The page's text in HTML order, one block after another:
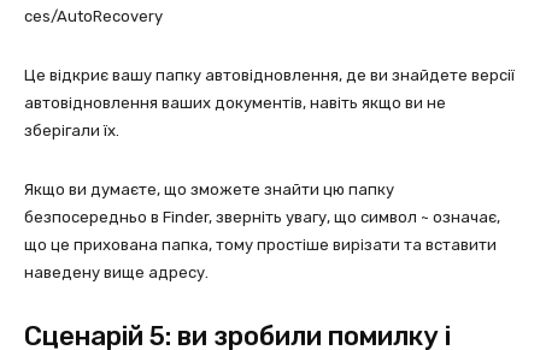
ces/AutoRecovery
Це відкриє вашу папку автовідновлення, де ви знайдете версії
автовідновлення ваших документів, навіть якщо ви не
зберігали їх.
Якщо ви думаєте, що зможете знайти цю папку
безпосередньо в Finder, зверніть увагу, що символ ~ означає,
що це прихована папка, тому простіше вирізати та вставити
наведену вище адресу.
Сценарій 5: ви зробили помилку і